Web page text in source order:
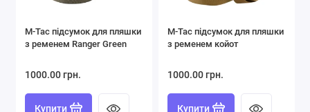
M-Tac підсумок для пляшки
з ременем Ranger Green
1000.00 грн.
Купити
M-Tac підсумок для пляшки
з ременем койот
1000.00 грн.
Купити